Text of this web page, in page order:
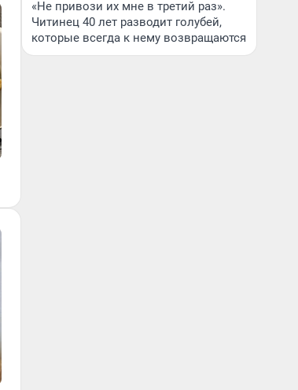
«Не привози их мне в третий раз».
Читинец 40 лет разводит голубей,
которые всегда к нему возвращаются